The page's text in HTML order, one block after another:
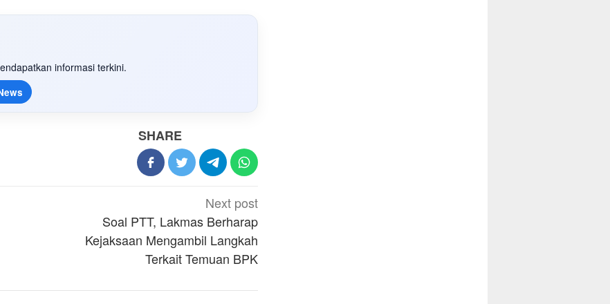
informasi terkini.
SHARE
Next post
Soal PTT, Lakmas Berharap
Kejaksaan Mengambil Langkah
Terkait Temuan BPK